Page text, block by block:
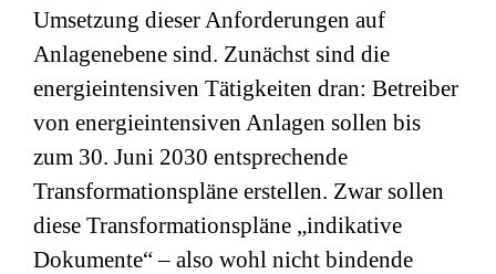
Umsetzung dieser Anforderungen auf
Anlagenebene sind. Zunächst sind die
energieintensiven Tätigkeiten dran: Betreiber
von energieintensiven Anlagen sollen bis
zum 30. Juni 2030 entsprechende
Transformationspläne erstellen. Zwar sollen
diese Transformationspläne „indikative
Dokumente“ – also wohl nicht bindende